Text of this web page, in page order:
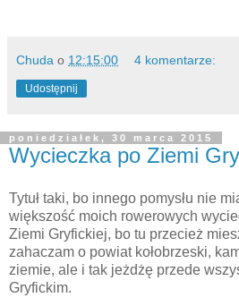
Chuda o 12:15:00 4 komentarze:
Udostępnij
poniedziałek, 30 marca 2015
Wycieczka po Ziemi
Tytuł taki, bo innego pomysłu nie
większość moich rowerowych
Ziemi Gryfickiej, bo tu przecież
zahaczam o powiat kołobrzeski,
ziemie, ale i tak jeżdżę przede
Gryfickim.